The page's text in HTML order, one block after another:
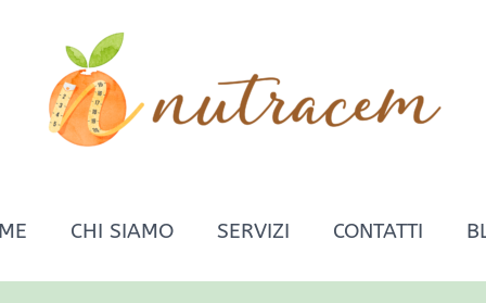
CHI SIAMO SERVIZI CONTATTI